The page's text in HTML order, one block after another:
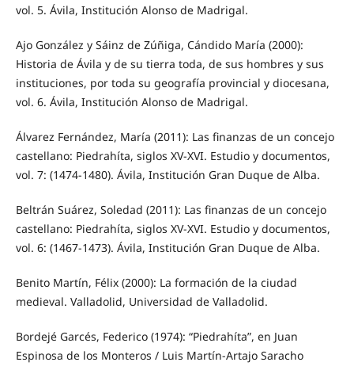
vol. 5. Ávila, Institución Alonso de Madrigal.
Ajo González y Sáinz de Zúñiga, Cándido María (2000):
Historia de Ávila y de su tierra toda, de sus hombres y sus
instituciones, por toda su geografía provincial y diocesana,
vol. 6. Ávila, Institución Alonso de Madrigal.
Álvarez Fernández, María (2011): Las finanzas de un concejo
castellano: Piedrahíta, siglos XV-XVI. Estudio y documentos,
vol. 7: (1474-1480). Ávila, Institución Gran Duque de Alba.
Beltrán Suárez, Soledad (2011): Las finanzas de un concejo
castellano: Piedrahíta, siglos XV-XVI. Estudio y documentos,
vol. 6: (1467-1473). Ávila, Institución Gran Duque de Alba.
Benito Martín, Félix (2000): La formación de la ciudad
medieval. Valladolid, Universidad de Valladolid.
Bordejé Garcés, Federico (1974): “Piedrahíta”, en Juan
Espinosa de los Monteros / Luis Martín-Artajo Saracho